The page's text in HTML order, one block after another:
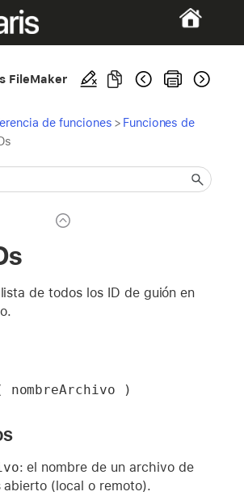
FileMaker
de funciones > Funciones de
de todos los ID de guión en
)
: el nombre de un archivo de
abierto (local o remoto).